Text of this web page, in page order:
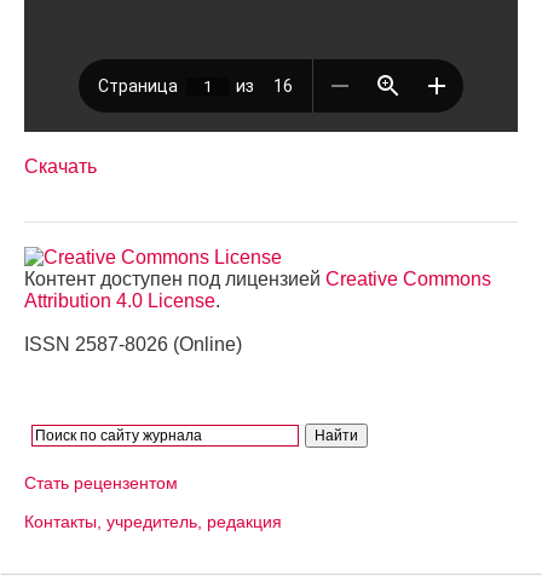
Скачать
Контент доступен под лицензией Creative Commons
Attribution 4.0 License.
ISSN 2587-8026 (Online)
Стать рецензентом
Контакты, учредитель, редакция